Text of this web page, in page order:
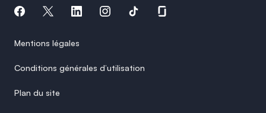
Mentions légales
Conditions générales d’utilisation
Plan du site